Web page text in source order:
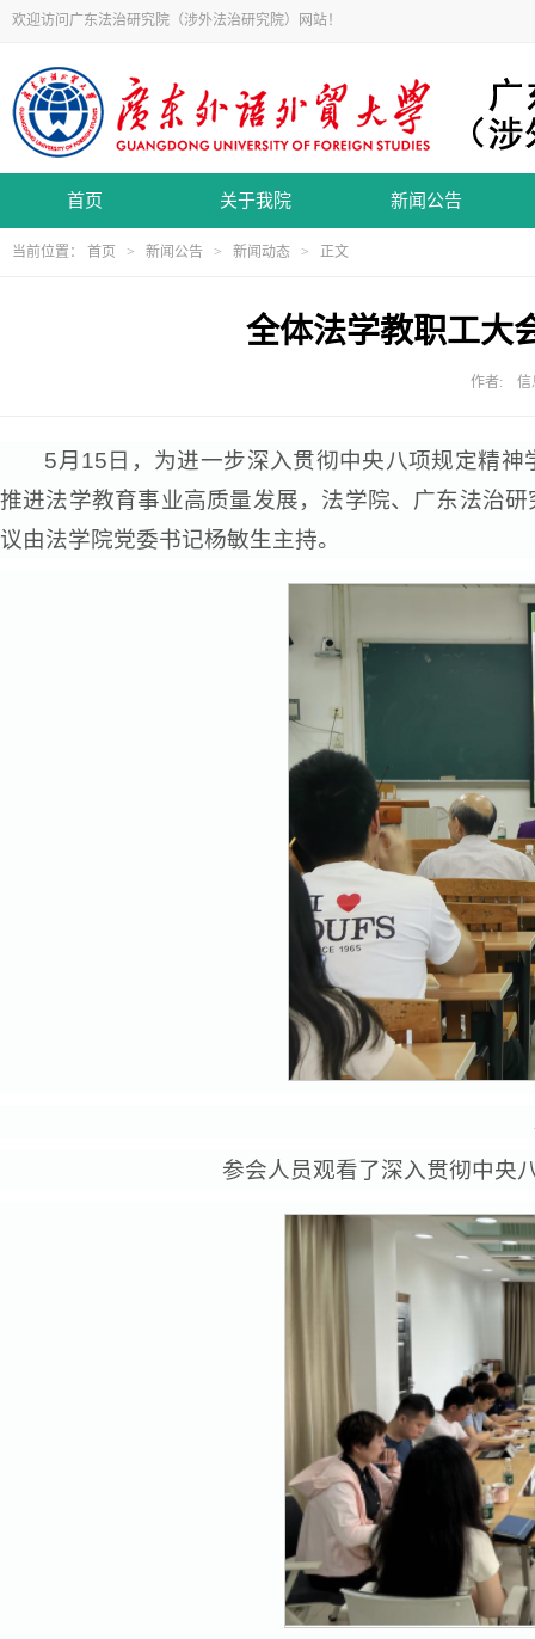
欢迎访问广东法治研究院（涉外法治研究院）网站！
首页 关于我院 新闻公告
当前位置： 首页 > 新闻公告 > 新闻动态 > 正文
全体法学教职工大
作者: 信
5月15日，为进一步深入贯彻中央八项规定精
推进法学教育事业高质量发展，法学院、广东法治
议由法学院党委书记杨敏生主持。
参会人员观看了深入贯彻中央